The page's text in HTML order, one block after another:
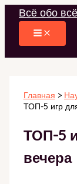
Перейти
содержимому
Всё обо
Главная
ТОП-5 игр
ТОП-5
вечера